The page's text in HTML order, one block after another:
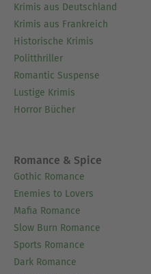
HIGHLAND SKY-Reihe
SCANDALS-Serie und
TRÄUME UNTER FERNER
Krimis aus Deutschland
Krimis aus Frankreich
Historische Krimis
Politthriller
Romantic Suspense
Lustige Krimis
Horror Bücher
Romance & Spice
Gothic Romance
Enemies to Lovers
Mafia Romance
Slow Burn Romance
Sports Romance
Dark Romance